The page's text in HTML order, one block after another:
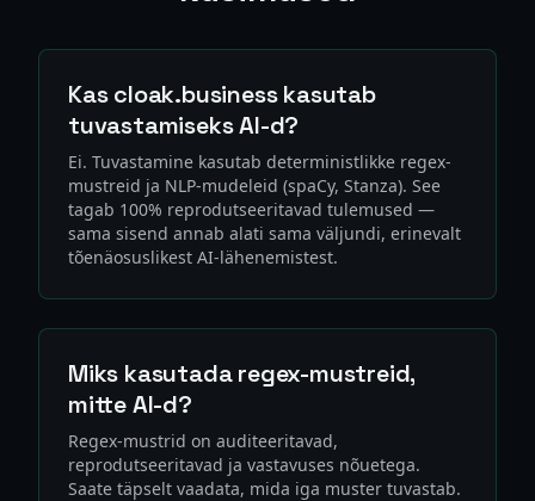
Kas cloak.business kasutab
tuvastamiseks AI-d?
Ei. Tuvastamine kasutab deterministlikke regex-
mustreid ja NLP-mudeleid (spaCy, Stanza). See
tagab 100% reprodutseeritavad tulemused —
sama sisend annab alati sama väljundi, erinevalt
tõenäosuslikest AI-lähenemistest.
Miks kasutada regex-mustreid,
mitte AI-d?
Regex-mustrid on auditeeritavad,
reprodutseeritavad ja vastavuses nõuetega.
Saate täpselt vaadata, mida iga muster tuvastab.